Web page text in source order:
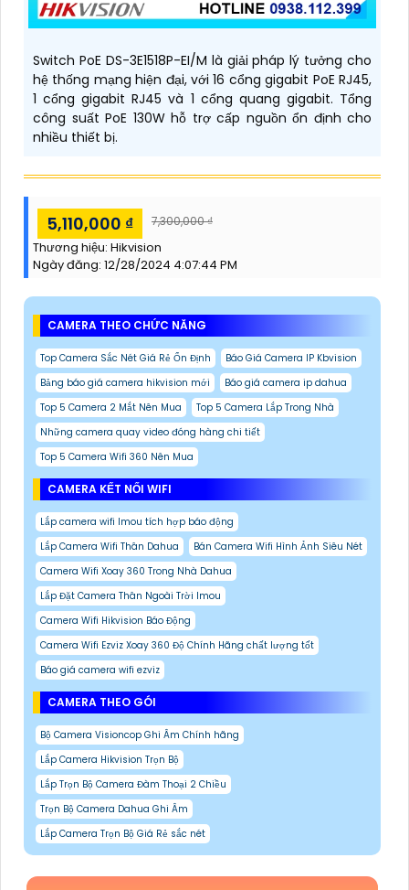
Switch PoE DS-3E1518P-EI/M là giải pháp lý tưởng cho
hệ thống mạng hiện đại, với 16 cổng gigabit PoE RJ45,
1 cổng gigabit RJ45 và 1 cổng quang gigabit. Tổng
công suất PoE 130W hỗ trợ cấp nguồn ổn định cho
nhiều thiết bị.
5,110,000 ₫ 7,300,000 ₫
Thương hiệu: Hikvision
Ngày đăng: 12/28/2024 4:07:44 PM
CAMERA THEO CHỨC NĂNG
Top Camera Sắc Nét Giá Rẻ Ổn Định
Báo Giá Camera IP Kbvision
Bảng báo giá camera hikvision mới
Báo giá camera ip dahua
Top 5 Camera 2 Mắt Nên Mua
Top 5 Camera Lắp Trong Nhà
Những camera quay video đóng hàng chi tiết
Top 5 Camera Wifi 360 Nên Mua
CAMERA KẾT NỐI WIFI
Lắp camera wifi Imou tích hợp báo động
Lắp Camera Wifi Thân Dahua
Bán Camera Wifi Hình Ảnh Siêu Nét
Camera Wifi Xoay 360 Trong Nhà Dahua
Lắp Đặt Camera Thân Ngoài Trời Imou
Camera Wifi Hikvision Báo Động
Camera Wifi Ezviz Xoay 360 Độ Chính Hãng chất lượng tốt
Báo giá camera wifi ezviz
CAMERA THEO GÓI
Bộ Camera Visioncop Ghi Âm Chính hãng
Lắp Camera Hikvision Trọn Bộ
Lắp Trọn Bộ Camera Đàm Thoại 2 Chiều
Trọn Bộ Camera Dahua Ghi Âm
Lắp Camera Trọn Bộ Giá Rẻ sắc nét